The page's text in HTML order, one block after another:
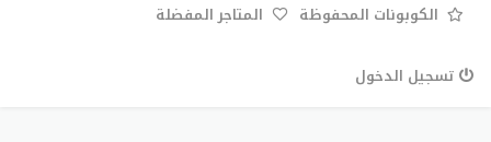
الكوبونات المحفوظة المتاجر المفضلة
تسجيل الدخول